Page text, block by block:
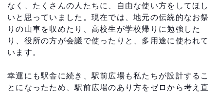
なく、たくさんの人たちに、自由な使い方をしてほし
いと思っていました。現在では、地元の伝統的なお祭
りの山車を収めたり、高校生が学校帰りに勉強した
り、役所の方が会議で使ったりと、多用途に使われて
います。
幸運にも駅舎に続き、駅前広場も私たちが設計するこ
とになったため、駅前広場のあり方をゼロから考え直